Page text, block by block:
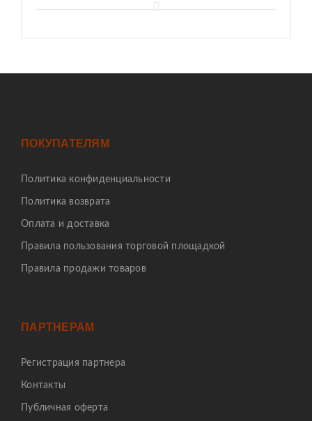
ПОКУПАТЕЛЯМ
Политика конфиденциальности
Политика возврата
Оплата и доставка
Правила пользования торговой площадкой
Правила продажи товаров
ПАРТНЕРАМ
Регистрация партнера
Контакты
Публичная оферта